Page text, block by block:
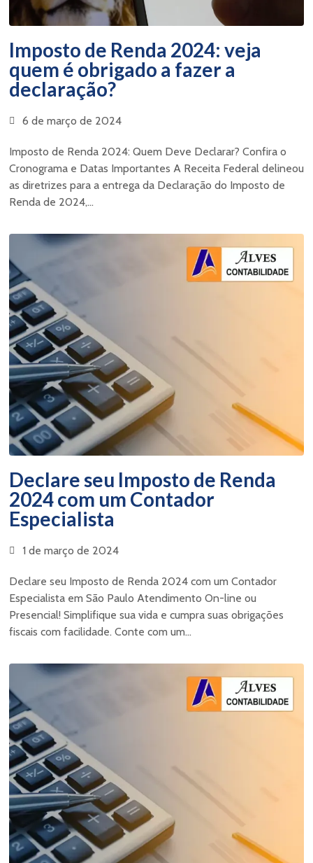
Imposto de Renda 2024: veja
quem é obrigado a fazer a
declaração?
6 de março de 2024
Imposto de Renda 2024: Quem Deve Declarar? Confira o
Cronograma e Datas Importantes A Receita Federal delineou
as diretrizes para a entrega da Declaração do Imposto de
Renda de 2024,...
Declare seu Imposto de Renda
2024 com um Contador
Especialista
1 de março de 2024
Declare seu Imposto de Renda 2024 com um Contador
Especialista em São Paulo Atendimento On-line ou
Presencial! Simplifique sua vida e cumpra suas obrigações
fiscais com facilidade. Conte com um...